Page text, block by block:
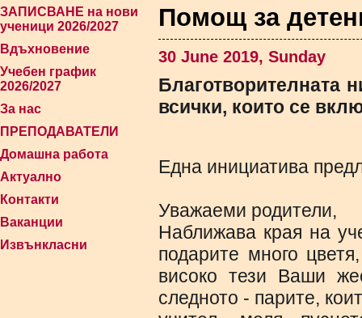
ЗАПИСВАНЕ на нови
ученици 2026/2027
Вдъхновение
Учебен график
2026/2027
За нас
ПРЕПОДАВАТЕЛИ
Домашна работа
Актуално
Контакти
Ваканции
Извънкласни
Помощ за
30 June 2019, Sunday
Благотворителната
всички, които се
Eдна инициатива
Уважаеми родители,
Наближава края на
подарите много
високо тези Ваши
следното - парите,